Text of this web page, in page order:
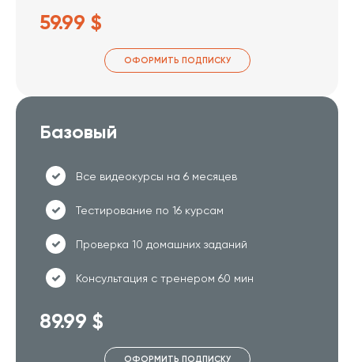
59.99 $
ОФОРМИТЬ ПОДПИСКУ
Базовый
Все видеокурсы на 6 месяцев
Тестирование по 16 курсам
Проверка 10 домашних заданий
Консультация с тренером 60 мин
89.99 $
ОФОРМИТЬ ПОДПИСКУ